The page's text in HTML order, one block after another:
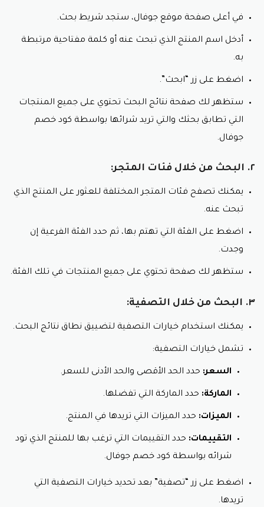
في أعلى صفحة موقع جوفال، ستجد شريط بحث.
أدخل اسم المنتج الذي تبحث عنه أو كلمة مفتاحية مرتبطة
به.
اضغط على زر “ابحث”.
ستظهر لك صفحة نتائج البحث تحتوي على جميع المنتجات
التي تطابق بحثك والتي تريد شرائها بواسطة كود خصم
جوفال.
٢. البحث من خلال فئات المتجر:
يمكنك تصفح فئات المتجر المختلفة للعثور على المنتج الذي
تبحث عنه.
اضغط على الفئة التي تهتم بها، ثم حدد الفئة الفرعية إن
وجدت.
ستظهر لك صفحة تحتوي على جميع المنتجات في تلك الفئة.
٣. البحث من خلال التصفية:
يمكنك استخدام خيارات التصفية لتضييق نطاق نتائج البحث.
تشمل خيارات التصفية:
السعر: حدد الحد الأقصى والحد الأدنى للسعر.
الماركة: حدد الماركة التي تفضلها.
الميزات: حدد الميزات التي تريدها في المنتج.
التقييمات: حدد التقييمات التي ترغب بها للمنتج الذي تود
شرائه بواسطة كود خصم جوفال.
اضغط على زر “تصفية” بعد تحديد خيارات التصفية التي
تريدها.